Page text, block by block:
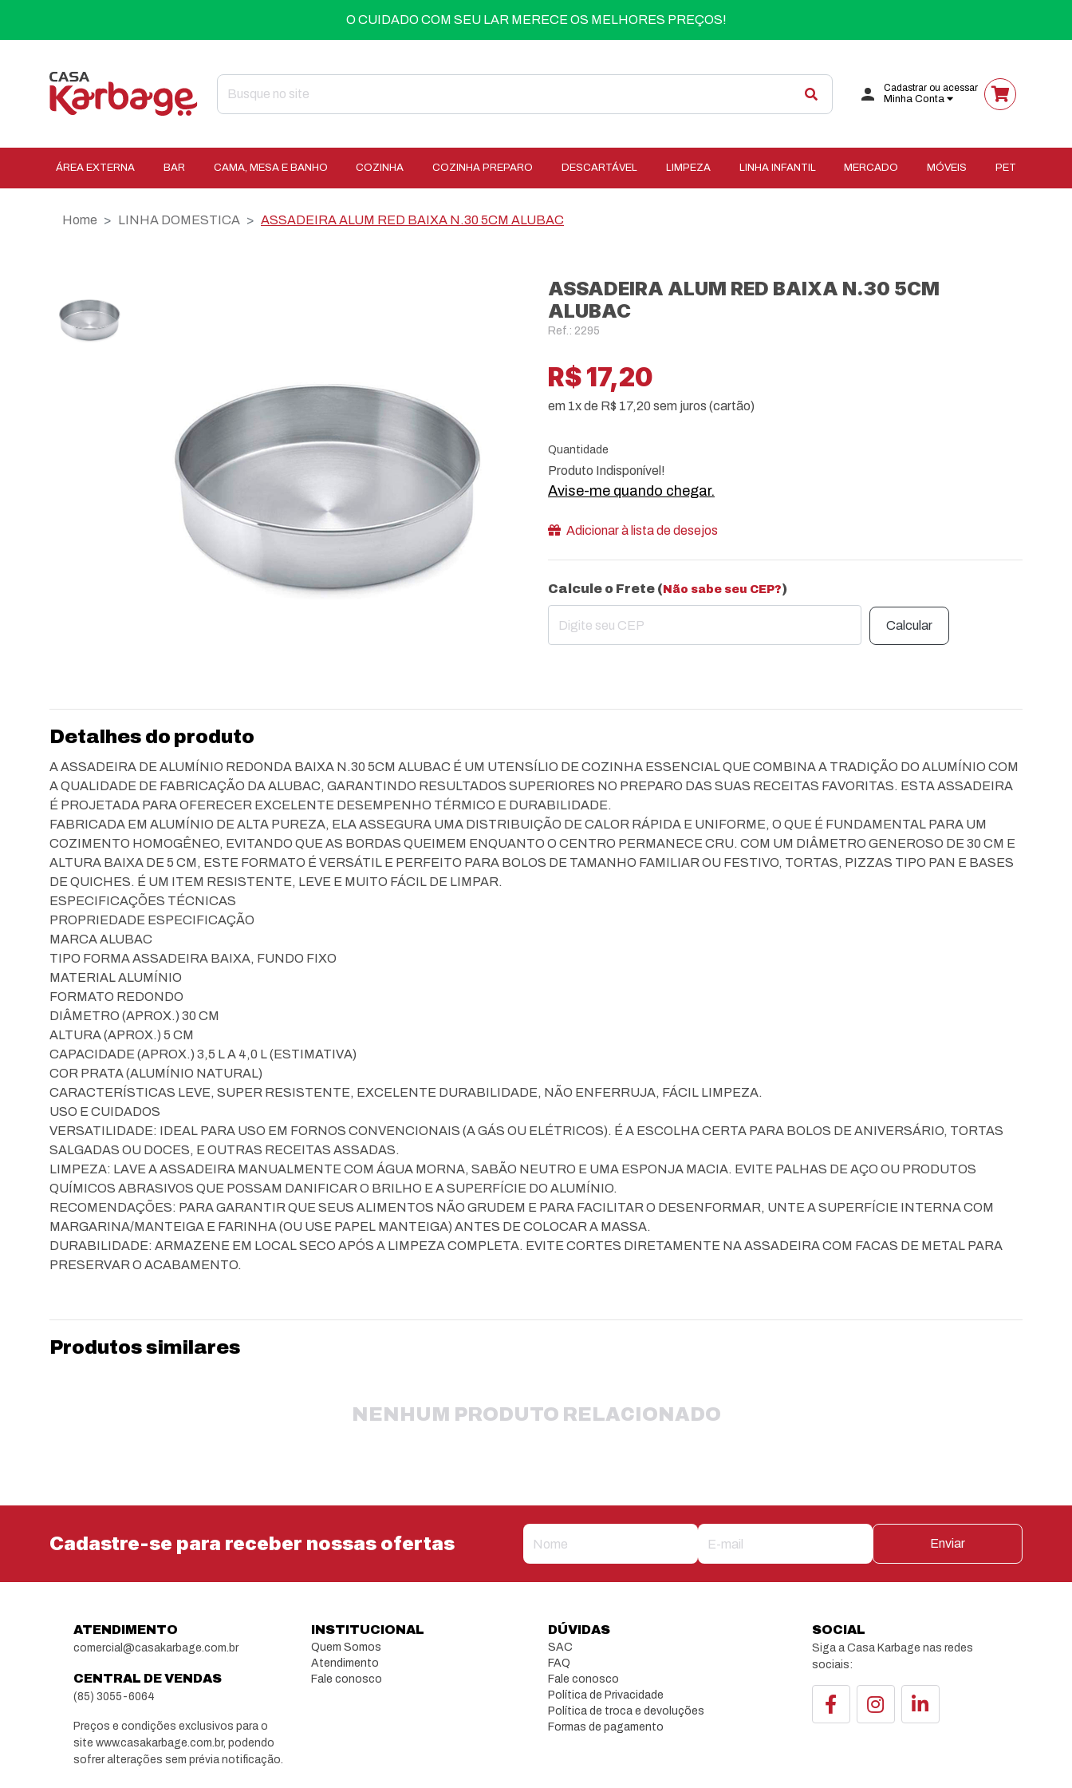
O CUIDADO COM SEU LAR MERECE OS MELHORES PREÇOS!
Cadastrar ou acessar
Minha Conta
ÁREA EXTERNA BAR CAMA, MESA E BANHO COZINHA COZINHA PREPARO DESCARTÁVEL LIMPEZA LINHA INFANTIL MERCADO MÓVEIS PET
Home LINHA DOMESTICA ASSADEIRA ALUM RED BAIXA N.30 5CM ALUBAC
ASSADEIRA ALUM RED BAIXA N.30 5CM
ALUBAC
Ref.: 2295
R$ 17,20
em 1x de R$ 17,20 sem juros (cartão)
Quantidade
Produto Indisponível!
Avise-me quando chegar.
Adicionar à lista de desejos
Calcule o Frete ( Não sabe seu CEP?)
Calcular
Detalhes do produto
A ASSADEIRA DE ALUMÍNIO REDONDA BAIXA N.30 5CM ALUBAC É UM UTENSÍLIO DE COZINHA ESSENCIAL QUE COMBINA A TRADIÇÃO DO ALUMÍNIO COM
A QUALIDADE DE FABRICAÇÃO DA ALUBAC, GARANTINDO RESULTADOS SUPERIORES NO PREPARO DAS SUAS RECEITAS FAVORITAS. ESTA ASSADEIRA
É PROJETADA PARA OFERECER EXCELENTE DESEMPENHO TÉRMICO E DURABILIDADE.
FABRICADA EM ALUMÍNIO DE ALTA PUREZA, ELA ASSEGURA UMA DISTRIBUIÇÃO DE CALOR RÁPIDA E UNIFORME, O QUE É FUNDAMENTAL PARA UM
COZIMENTO HOMOGÊNEO, EVITANDO QUE AS BORDAS QUEIMEM ENQUANTO O CENTRO PERMANECE CRU. COM UM DIÂMETRO GENEROSO DE 30 CM E
ALTURA BAIXA DE 5 CM, ESTE FORMATO É VERSÁTIL E PERFEITO PARA BOLOS DE TAMANHO FAMILIAR OU FESTIVO, TORTAS, PIZZAS TIPO PAN E BASES
DE QUICHES. É UM ITEM RESISTENTE, LEVE E MUITO FÁCIL DE LIMPAR.
ESPECIFICAÇÕES TÉCNICAS
PROPRIEDADE ESPECIFICAÇÃO
MARCA ALUBAC
TIPO FORMA ASSADEIRA BAIXA, FUNDO FIXO
MATERIAL ALUMÍNIO
FORMATO REDONDO
DIÂMETRO (APROX.) 30 CM
ALTURA (APROX.) 5 CM
CAPACIDADE (APROX.) 3,5 L A 4,0 L (ESTIMATIVA)
COR PRATA (ALUMÍNIO NATURAL)
CARACTERÍSTICAS LEVE, SUPER RESISTENTE, EXCELENTE DURABILIDADE, NÃO ENFERRUJA, FÁCIL LIMPEZA.
USO E CUIDADOS
VERSATILIDADE: IDEAL PARA USO EM FORNOS CONVENCIONAIS (A GÁS OU ELÉTRICOS). É A ESCOLHA CERTA PARA BOLOS DE ANIVERSÁRIO, TORTAS
SALGADAS OU DOCES, E OUTRAS RECEITAS ASSADAS.
LIMPEZA: LAVE A ASSADEIRA MANUALMENTE COM ÁGUA MORNA, SABÃO NEUTRO E UMA ESPONJA MACIA. EVITE PALHAS DE AÇO OU PRODUTOS
QUÍMICOS ABRASIVOS QUE POSSAM DANIFICAR O BRILHO E A SUPERFÍCIE DO ALUMÍNIO.
RECOMENDAÇÕES: PARA GARANTIR QUE SEUS ALIMENTOS NÃO GRUDEM E PARA FACILITAR O DESENFORMAR, UNTE A SUPERFÍCIE INTERNA COM
MARGARINA/MANTEIGA E FARINHA (OU USE PAPEL MANTEIGA) ANTES DE COLOCAR A MASSA.
DURABILIDADE: ARMAZENE EM LOCAL SECO APÓS A LIMPEZA COMPLETA. EVITE CORTES DIRETAMENTE NA ASSADEIRA COM FACAS DE METAL PARA
PRESERVAR O ACABAMENTO.
Produtos similares
NENHUM PRODUTO RELACIONADO
Cadastre-se para receber nossas ofertas Enviar
ATENDIMENTO
comercial@casakarbage.com.br
CENTRAL DE VENDAS
(85) 3055-6064
Preços e condições exclusivos para o
site www.casakarbage.com.br, podendo
sofrer alterações sem prévia notificação.
INSTITUCIONAL
Quem Somos
Atendimento
Fale conosco
DÚVIDAS
SAC
FAQ
Fale conosco
Política de Privacidade
Política de troca e devoluções
Formas de pagamento
SOCIAL
Siga a Casa Karbage nas redes
sociais: